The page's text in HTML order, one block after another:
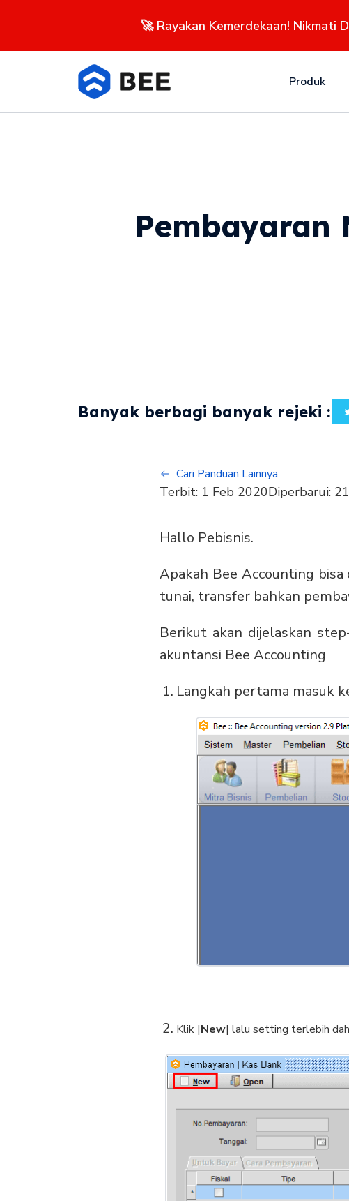
🚀 Rayakan Kemerdekaan! Nikmati
Produk
Pembayaran
Banyak berbagi banyak rejeki :
Cari Panduan Lainnya
Terbit: 1 Feb 2020Diperbarui:
Hallo Pebisnis.
Apakah Bee Accounting
tunai, transfer bahkan
Berikut akan dijelaskan
akuntansi Bee Accounting
Langkah pertama masuk
Klik |New| lalu setting terlebih